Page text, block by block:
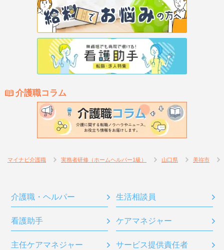
介護職コラム
マイナビ介護職 実務者研修（ホームヘルパー1級） 山口県 美祢市
介護職・ヘルパー 生活相談員
看護助手 ケアマネジャー
主任ケアマネジャー サービス提供責任者